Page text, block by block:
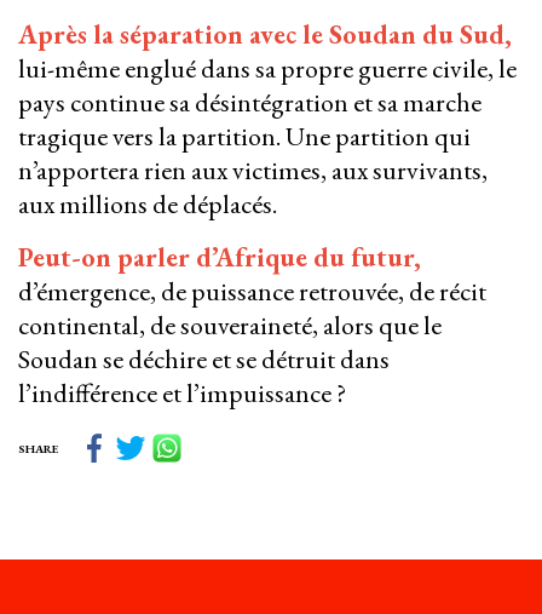
Après la séparation avec le Soudan du Sud,
lui-même englué dans sa propre guerre civile, le
pays continue sa désintégration et sa marche
tragique vers la partition. Une partition qui
n’apportera rien aux victimes, aux survivants,
aux millions de déplacés.
Peut-on parler d’Afrique du futur,
d’émergence, de puissance retrouvée, de récit
continental, de souveraineté, alors que le
Soudan se déchire et se détruit dans
l’indifférence et l’impuissance ?
SHARE